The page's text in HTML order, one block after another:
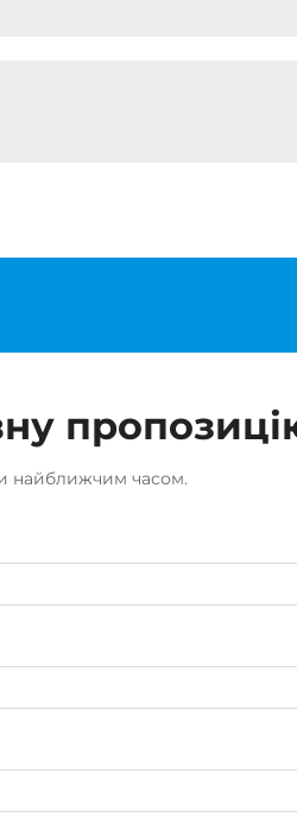
найближчим часом.